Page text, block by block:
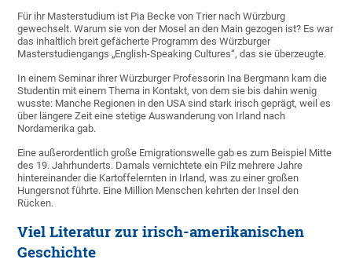
Für ihr Masterstudium ist Pia Becke von Trier nach Würzburg
gewechselt. Warum sie von der Mosel an den Main gezogen ist? Es war
das inhaltlich breit gefächerte Programm des Würzburger
Masterstudiengangs „English-Speaking Cultures“, das sie überzeugte.
In einem Seminar ihrer Würzburger Professorin Ina Bergmann kam die
Studentin mit einem Thema in Kontakt, von dem sie bis dahin wenig
wusste: Manche Regionen in den USA sind stark irisch geprägt, weil es
über längere Zeit eine stetige Auswanderung von Irland nach
Nordamerika gab.
Eine außerordentlich große Emigrationswelle gab es zum Beispiel Mitte
des 19. Jahrhunderts. Damals vernichtete ein Pilz mehrere Jahre
hintereinander die Kartoffelernten in Irland, was zu einer großen
Hungersnot führte. Eine Million Menschen kehrten der Insel den
Rücken.
Viel Literatur zur irisch-amerikanischen
Geschichte